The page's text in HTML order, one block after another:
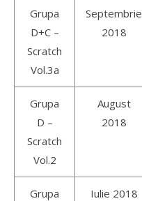
Grupa
D+C –
Scratch
Vol.3a
Septembrie
2018
Grupa
D –
Scratch
Vol.2
August
2018
Grupa
Iulie 2018